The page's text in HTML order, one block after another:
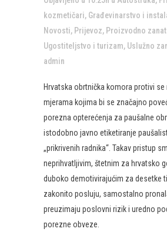
kozmetičari, Građevinarstvo i
Novosti, Prijevoz, Proizvodno
Ugostiteljstvo i turizam, Uslužno
admin
Hrvatska obrtnička komora protivi se
mjerama kojima bi se značajno
porezna opterećenja za paušalne
istodobno javno etiketiranje
„prikrivenih radnika“. Takav pristup
neprihvatljivim, štetnim za hrvatsko
duboko demotivirajućim za desetke
zakonito posluju, samostalno
preuzimaju poslovni rizik i uredno
porezne obveze.